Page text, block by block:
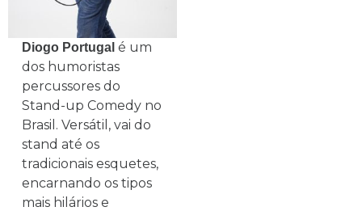
Diogo Portugal é um
dos humoristas
percussores do
Stand-up Comedy no
Brasil. Versátil, vai do
stand até os
tradicionais esquetes,
encarnando os tipos
mais hilários e